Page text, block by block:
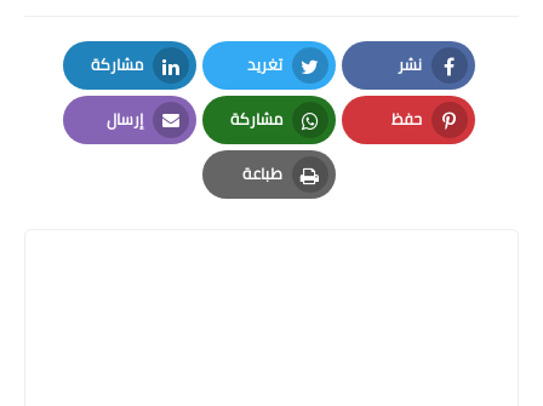
نشر
Facebook
تغريد
Twitter
مشاركة
LinkedIn
حفظ
Pinterest
مشاركة
Whatsapp
إرسال
Email
طباعة
Print